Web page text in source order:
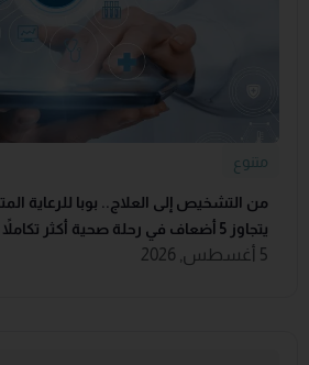
متنوع
من التشخيص إلى العلاج.. بوبا للرعاية
يتجاوز 5 أضعاف في رحلة صحية أكثر تكاملاً
5 أغسطس, 2026